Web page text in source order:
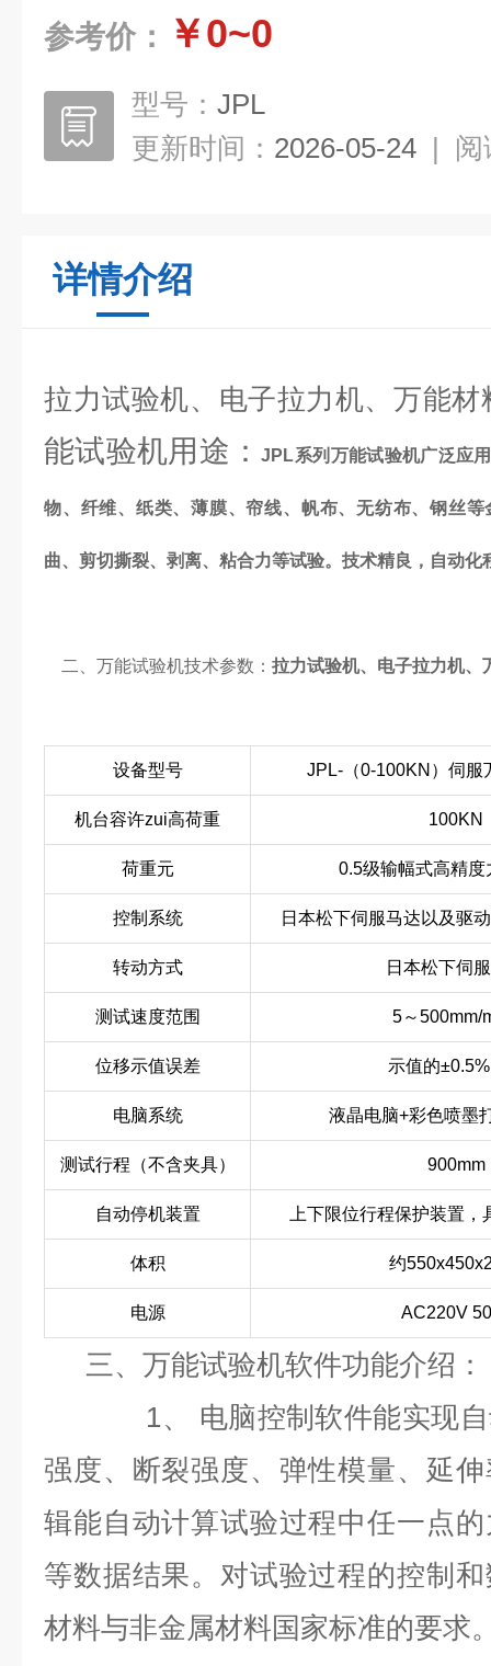
参考价： ￥0~0
型号： JPL
更新时间： 2026-05-24 | 阅
详情介绍
拉力试验机、电子拉力机、万能
能试验机用途：JPL系列万能试验机广泛应
物、纤维、纸类、薄膜、帘线、帆布、无纺布、钢丝
曲、剪切撕裂、剥离、粘合力等试验。技术精良，自动化
二、万能试验机技术参数： 拉力试验机、电子拉力机、
设备型号 JPL-（0-100KN）伺服
机台容许zui高荷重 100KN
荷重元 0.5级输幅式高精度
控制系统 日本松下伺服马达以及驱
转动方式 日本松下伺
测试速度范围 5～
位移示值误差 示值的
电脑系统 液晶电脑+彩色喷墨
测试行程（不含夹具） 900mm
自动停机装置 上下限位行程保护装置
体积 约
电源 AC220V
三、万能试验机软件功能介绍：
1、 电脑控制软件能实现自
强度、断裂强度、弹性模量、延
辑能自动计算试验过程中任一点
等数据结果。对试验过程的控制
材料与非金属材料国家标准的要求